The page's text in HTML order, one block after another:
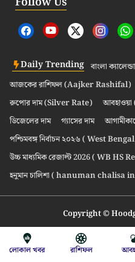
Daily Trending বাংলা
আজকের রাশিফল (Aajker Rashifal)
রুপোর দাম (Silver Rate)
ডিজেলের দাম
গ্যাসের দাম
পশ্চিমবঙ্গ নির্বাচন ২০২৬ ( West
উচ্চ মাধ্যমিক রেজাল্ট 2026 ( WB HS
হনুমান চালিশা ( hanuman chalisa
Copyright ©
লোকাল খবর রাশিফল